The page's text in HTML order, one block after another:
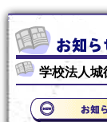
学校法人